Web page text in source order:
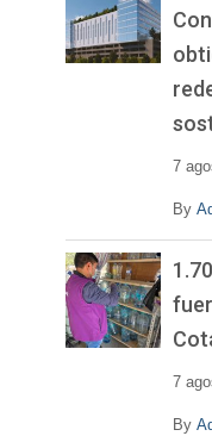
7
By
7
By